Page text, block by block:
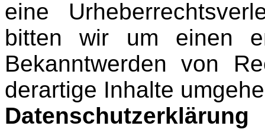
eine
bitten wir um einen
Bekanntwerden von
derartige Inhalte
Datenschutzerklärung